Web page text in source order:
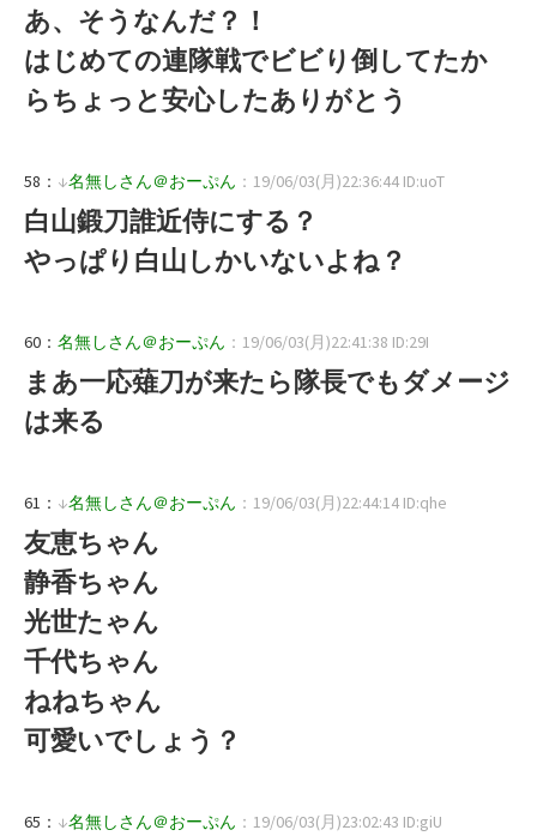
あ、そうなんだ？！
はじめての連隊戦でビビり倒してたか
らちょっと安心したありがとう
58： ↓名無しさん＠おーぷん ：19/06/03(月)22:36:44 ID:uoT
白山鍛刀誰近侍にする？
やっぱり白山しかいないよね？
60： 名無しさん＠おーぷん ：19/06/03(月)22:41:38 ID:29I
まあ一応薙刀が来たら隊長でもダメージ
は来る
61： ↓名無しさん＠おーぷん ：19/06/03(月)22:44:14 ID:qhe
友恵ちゃん
静香ちゃん
光世たゃん
千代ちゃん
ねねちゃん
可愛いでしょう？
65： ↓名無しさん＠おーぷん ：19/06/03(月)23:02:43 ID:giU